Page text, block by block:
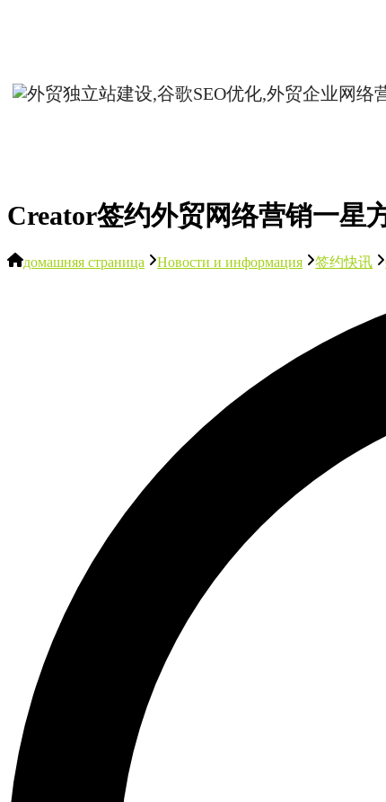
Creator签约外贸网络营销一星
домашняя страница Новости и информация 签约快讯